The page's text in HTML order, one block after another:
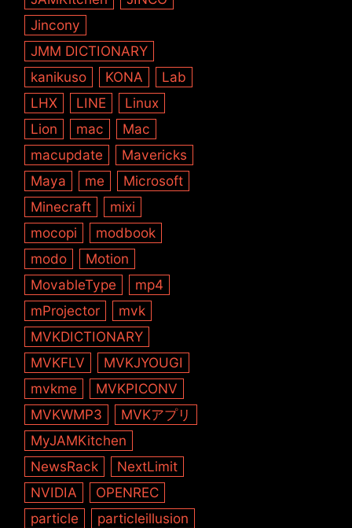
Jincony
JMM DICTIONARY
kanikuso
KONA
Lab
LHX
LINE
Linux
Lion
mac
Mac
macupdate
Mavericks
Maya
me
Microsoft
Minecraft
mixi
mocopi
modbook
modo
Motion
MovableType
mp4
mProjector
mvk
MVKDICTIONARY
MVKFLV
MVKJYOUGI
mvkme
MVKPICONV
MVKWMP3
MVKアプリ
MyJAMKitchen
NewsRack
NextLimit
NVIDIA
OPENREC
particle
particleillusion